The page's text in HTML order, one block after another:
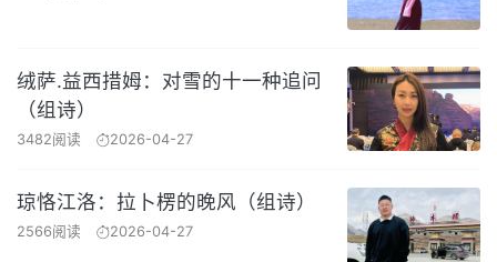
绒萨.益西措姆：对雪的十一种追问
（组诗）
3482阅读 2026-04-27
琼恪江洛：拉卜楞的晚风（组诗）
2566阅读 2026-04-27